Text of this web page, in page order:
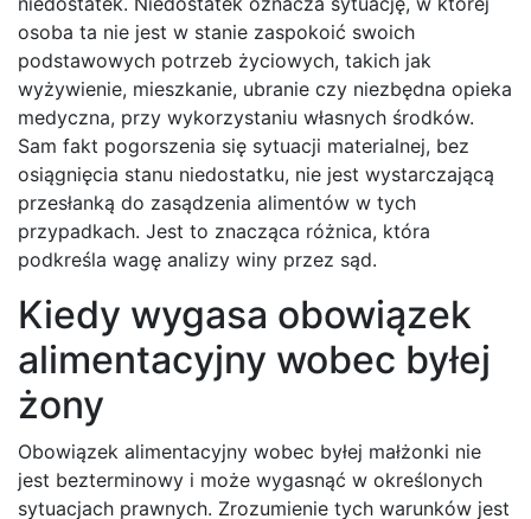
osoba ta nie jest w stanie zaspokoić swoich
podstawowych potrzeb życiowych, takich jak
wyżywienie, mieszkanie, ubranie czy niezbędna opieka
medyczna, przy wykorzystaniu własnych środków.
Sam fakt pogorszenia się sytuacji materialnej, bez
osiągnięcia stanu niedostatku, nie jest wystarczającą
przesłanką do zasądzenia alimentów w tych
przypadkach. Jest to znacząca różnica, która
podkreśla wagę analizy winy przez sąd.
Kiedy wygasa obowiązek
alimentacyjny wobec byłej
żony
Obowiązek alimentacyjny wobec byłej małżonki nie
jest bezterminowy i może wygasnąć w określonych
sytuacjach prawnych. Zrozumienie tych warunków jest